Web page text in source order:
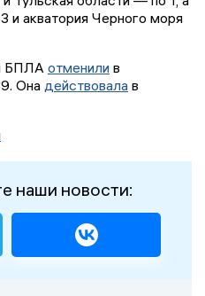
акватория Черного моря
БПЛА отменили в
Она действовала в
наши новости: